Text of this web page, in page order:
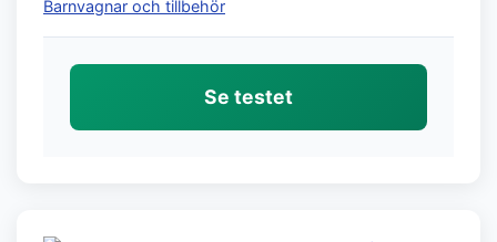
Barnvagnar och tillbehör
Se testet